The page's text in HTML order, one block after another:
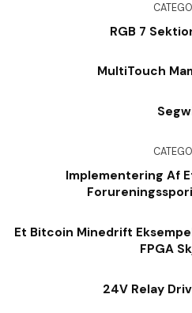
RGB 7
MultiTouch
Implementering Af
Et Bitcoin Minedrift
FPGA
24V Relay